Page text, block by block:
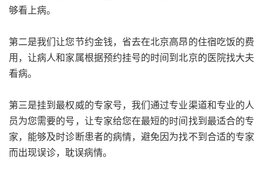
够看上病。
第二是我们让您节约金钱，省去在北京高昂的住宿吃饭的费
用，让病人和家属根据预约挂号的时间到北京的医院找大夫
看病。
第三是挂到最权威的专家号，我们通过专业渠道和专业的人
员为您需要的号，让专家给您在最短的时间找到最适合的专
家，能够及时诊断患者的病情，避免因为找不到合适的专家
而出现误诊，耽误病情。